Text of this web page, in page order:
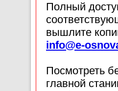
Полный
вышлите
info@e-
Посмотреть
главной